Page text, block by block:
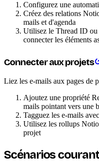
Configurez une
Créez des relations
mails et d'agenda
Utilisez le Thread ID ou
connecter les éléments
Connecter aux projets
Liez les e-mails aux pages de
Ajoutez une propriété
mails pointant vers une
Tagguez les e-mails
Utilisez les rollups
projet
Scénarios